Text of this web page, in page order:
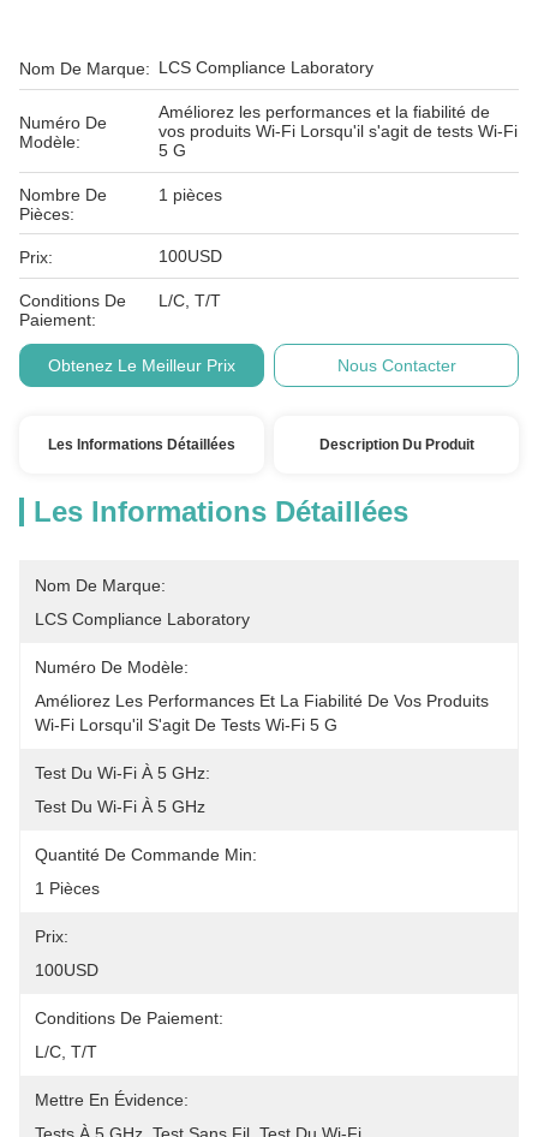
Nom De Marque: LCS Compliance Laboratory
Numéro De
Modèle:
Améliorez les performances et la fiabilité de
vos produits Wi-Fi Lorsqu'il s'agit de tests Wi-Fi
5 G
Nombre De
Pièces:
1 pièces
Prix: 100USD
Conditions De
Paiement:
L/C, T/T
Obtenez Le Meilleur Prix Nous Contacter
Les Informations Détaillées Description Du Produit
Les Informations Détaillées
Nom De Marque:
LCS Compliance Laboratory
Numéro De Modèle:
Améliorez Les Performances Et La Fiabilité De Vos Produits
Wi-Fi Lorsqu'il S'agit De Tests Wi-Fi 5 G
Test Du Wi-Fi À 5 GHz:
Test Du Wi-Fi À 5 GHz
Quantité De Commande Min:
1 Pièces
Prix:
100USD
Conditions De Paiement:
L/C, T/T
Mettre En Évidence: